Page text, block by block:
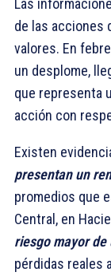
de las acciones
valores. En
un desplome,
que representa
acción con
Existen
presentan un
promedios que
Central, en
riesgo mayor
pérdidas reales